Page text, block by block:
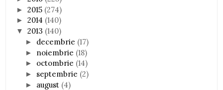
►2015 (274)
►2014 (140)
▼2013 (140)
► decembrie (17)
► noiembrie (18)
► octombrie (14)
► septembrie (2)
► august (4)